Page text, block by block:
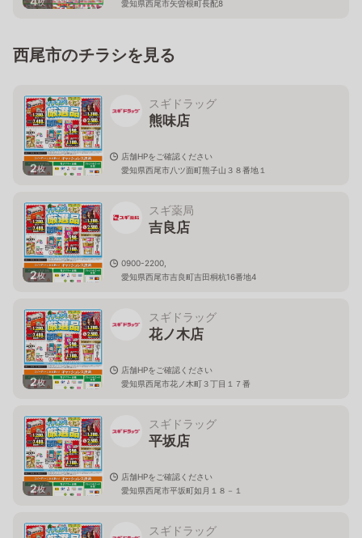
愛知県西尾市矢曽根町長配8
西尾市のチラシを見る
2枚
スギドラッグ
熊味店
店舗HPをご確認ください
愛知県西尾市八ツ面町熊子山３８番地１
2枚
スギ薬局
吉良店
0900-2200,
愛知県西尾市吉良町吉田桐杭16番地4
2枚
スギドラッグ
花ノ木店
店舗HPをご確認ください
愛知県西尾市花ノ木町３丁目１７番
2枚
スギドラッグ
平坂店
店舗HPをご確認ください
愛知県西尾市平坂町如月１８－１
スギドラッグ